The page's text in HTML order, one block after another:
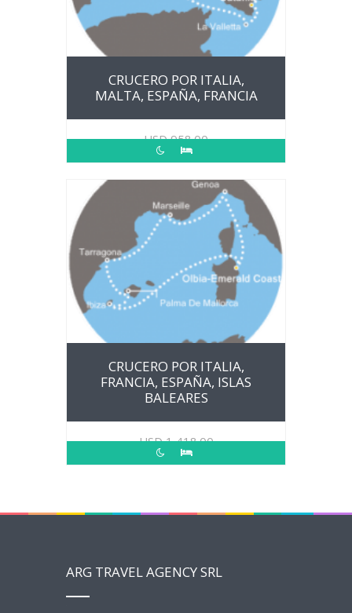
CRUCERO POR ITALIA,
MALTA, ESPAÑA, FRANCIA
USD958.00
CRUCERO POR ITALIA,
FRANCIA, ESPAÑA, ISLAS
BALEARES
USD1,418.00
ARG TRAVEL AGENCY SRL